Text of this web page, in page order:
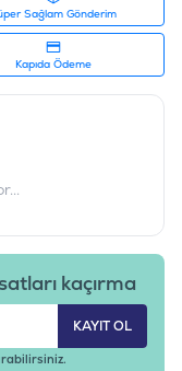
Sağlam Gönderim
Kapıda Ödeme
kaçırma
KAYIT OL